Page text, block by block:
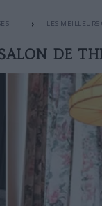
LES MEILLEURS
DE